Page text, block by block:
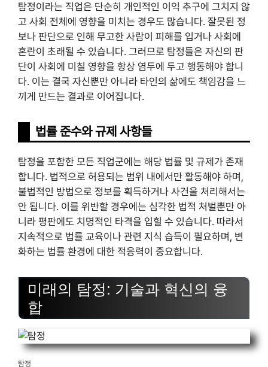
탐정이라는 직업은 단순히 개인적인 이익 추구에 그치지 않
고 사회 전체에 영향을 미치는 경우도 많습니다. 잘못된 정
보나 판단으로 인해 무고한 사람이 피해를 입거나 사회에
혼란이 초래될 수 있습니다. 그러므로 탐정들은 자신의 판
단이 사회에 미칠 영향을 항상 염두에 두고 행동해야 합니
다. 이는 결국 자신뿐만 아니라 타인의 삶에도 책임감을 느
끼게 만드는 결과로 이어집니다.
법률 준수와 규제 사항들
탐정을 포함한 모든 직업군에는 해당 법률 및 규제가 존재
합니다. 법적으로 허용되는 범위 내에서만 활동해야 하며,
불법적인 방법으로 정보를 획득하거나 사건을 처리해서는
안 됩니다. 이를 위반할 경우에는 심각한 법적 처벌뿐만 아
니라 평판에도 치명적인 타격을 입힐 수 있습니다. 따라서
지속적으로 법률 교육이나 관련 지식 습득이 필요하며, 변
화하는 법률 환경에 대한 적응력이 중요합니다.
미래의 탐정: 기술과 혁신의 융
합
탐정